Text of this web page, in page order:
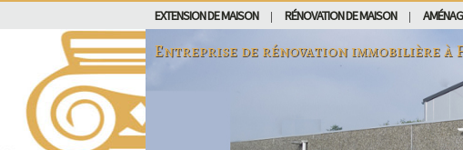
EXTENSION DE MAISON RÉNOVATION DE MAISON
Entreprise de rénovation immobilière à